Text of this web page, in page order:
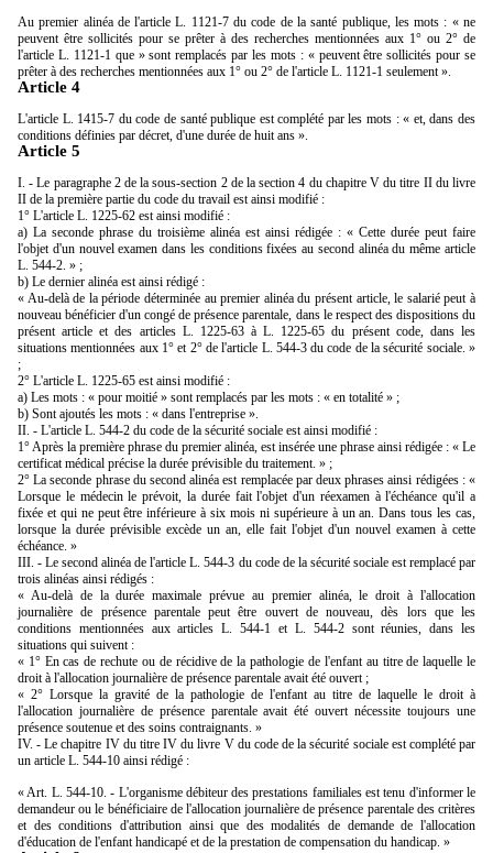
Au premier alinéa de l'article L. 1121-7 du code de la santé publique, les mots : « ne
peuvent être sollicités pour se prêter à des recherches mentionnées aux 1° ou 2° de
l'article L. 1121-1 que » sont remplacés par les mots : « peuvent être sollicités pour se
prêter à des recherches mentionnées aux 1° ou 2° de l'article L. 1121-1 seulement ».
Article 4
L'article L. 1415-7 du code de santé publique est complété par les mots : « et, dans des
conditions définies par décret, d'une durée de huit ans ».
Article 5
I. - Le paragraphe 2 de la sous-section 2 de la section 4 du chapitre V du titre II du livre
II de la première partie du code du travail est ainsi modifié :
1° L'article L. 1225-62 est ainsi modifié :
a) La seconde phrase du troisième alinéa est ainsi rédigée : « Cette durée peut faire
l'objet d'un nouvel examen dans les conditions fixées au second alinéa du même article
L. 544-2. » ;
b) Le dernier alinéa est ainsi rédigé :
« Au-delà de la période déterminée au premier alinéa du présent article, le salarié peut à
nouveau bénéficier d'un congé de présence parentale, dans le respect des dispositions du
présent article et des articles L. 1225-63 à L. 1225-65 du présent code, dans les
situations mentionnées aux 1° et 2° de l'article L. 544-3 du code de la sécurité sociale. »
;
2° L'article L. 1225-65 est ainsi modifié :
a) Les mots : « pour moitié » sont remplacés par les mots : « en totalité » ;
b) Sont ajoutés les mots : « dans l'entreprise ».
II. - L'article L. 544-2 du code de la sécurité sociale est ainsi modifié :
1° Après la première phrase du premier alinéa, est insérée une phrase ainsi rédigée : « Le
certificat médical précise la durée prévisible du traitement. » ;
2° La seconde phrase du second alinéa est remplacée par deux phrases ainsi rédigées : «
Lorsque le médecin le prévoit, la durée fait l'objet d'un réexamen à l'échéance qu'il a
fixée et qui ne peut être inférieure à six mois ni supérieure à un an. Dans tous les cas,
lorsque la durée prévisible excède un an, elle fait l'objet d'un nouvel examen à cette
échéance. »
III. - Le second alinéa de l'article L. 544-3 du code de la sécurité sociale est remplacé par
trois alinéas ainsi rédigés :
« Au-delà de la durée maximale prévue au premier alinéa, le droit à l'allocation
journalière de présence parentale peut être ouvert de nouveau, dès lors que les
conditions mentionnées aux articles L. 544-1 et L. 544-2 sont réunies, dans les
situations qui suivent :
« 1° En cas de rechute ou de récidive de la pathologie de l'enfant au titre de laquelle le
droit à l'allocation journalière de présence parentale avait été ouvert ;
« 2° Lorsque la gravité de la pathologie de l'enfant au titre de laquelle le droit à
l'allocation journalière de présence parentale avait été ouvert nécessite toujours une
présence soutenue et des soins contraignants. »
IV. - Le chapitre IV du titre IV du livre V du code de la sécurité sociale est complété par
un article L. 544-10 ainsi rédigé :
« Art. L. 544-10. - L'organisme débiteur des prestations familiales est tenu d'informer le
demandeur ou le bénéficiaire de l'allocation journalière de présence parentale des critères
et des conditions d'attribution ainsi que des modalités de demande de l'allocation
d'éducation de l'enfant handicapé et de la prestation de compensation du handicap. »